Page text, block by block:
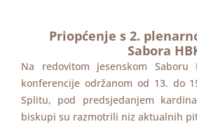
Priopćenje s 2.
Sabora
Na redovitom jesenskom Saboru
konferencije održanom od 13. do
Splitu, pod predsjedanjem
biskupi su razmotrili niz aktualnih